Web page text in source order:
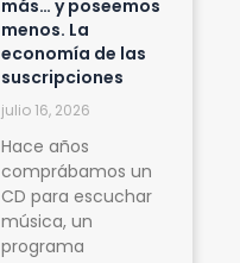
más… y poseemos
menos. La
economía de las
suscripciones
julio 16, 2026
Hace años
comprábamos un
CD para escuchar
música, un
programa